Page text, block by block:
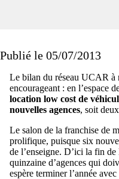
Publié le 05/07/2013
Le bilan du réseau UCAR à
encourageant : en l’espace
location low cost de
nouvelles agences, soit
Le salon de la franchise de
prolifique, puisque six
de l’enseigne. D’ici la fin de
quinzaine d’agences qui
espère terminer l’année